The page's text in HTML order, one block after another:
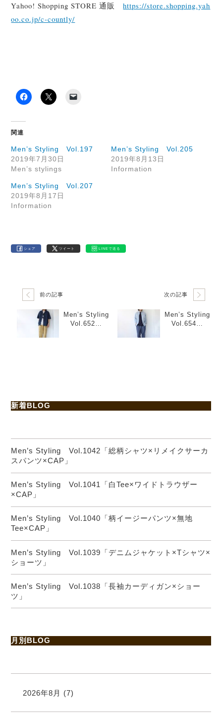
Yahoo! Shopping STORE 通販https://store.shopping.yah
oo.co.jp/c-countly/
関連
Men’s Styling Vol.197
2019年7月30日
Men’s stylings
Men’s Styling Vol.205
2019年8月13日
Information
Men’s Styling Vol.207
2019年8月17日
Information
シェア ツイート LINEで送る
前の記事
Men’s Styling
Vol.652
次の記事
Men’s Styling
Vol.654
新着BLOG
Men’s Styling Vol.1042「総柄シャツ×リメイクサーカ
スパンツ×CAP」
Men’s Styling Vol.1041「白Tee×ワイドトラウザー
×CAP」
Men’s Styling Vol.1040「柄イージーパンツ×無地
Tee×CAP」
Men’s Styling Vol.1039「デニムジャケット×Tシャツ×
ショーツ」
Men’s Styling Vol.1038「長袖カーディガン×ショー
ツ」
月別BLOG
2026年8月 (7)